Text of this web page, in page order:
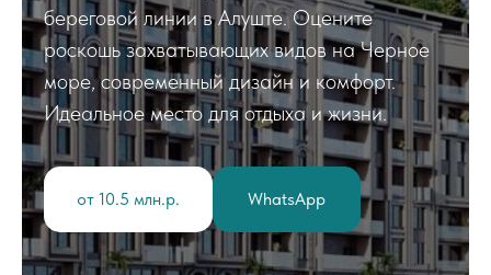
береговой линии в Алуште. Оцените
роскошь захватывающих видов на Черное
море, современный дизайн и комфорт.
Идеальное место для отдыха и жизни.
от 10.5 млн.р. WhatsApp